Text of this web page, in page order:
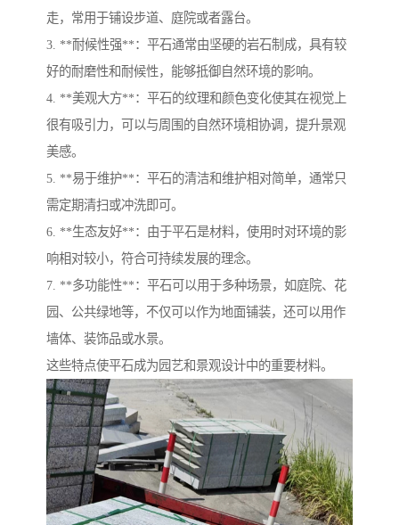
走，常用于铺设步道、庭院或者露台。
3. **耐候性强**：平石通常由坚硬的岩石制成，具有较
好的耐磨性和耐候性，能够抵御自然环境的影响。
4. **美观大方**：平石的纹理和颜色变化使其在视觉上
很有吸引力，可以与周围的自然环境相协调，提升景观
美感。
5. **易于维护**：平石的清洁和维护相对简单，通常只
需定期清扫或冲洗即可。
6. **生态友好**：由于平石是材料，使用时对环境的影
响相对较小，符合可持续发展的理念。
7. **多功能性**：平石可以用于多种场景，如庭院、花
园、公共绿地等，不仅可以作为地面铺装，还可以用作
墙体、装饰品或水景。
这些特点使平石成为园艺和景观设计中的重要材料。